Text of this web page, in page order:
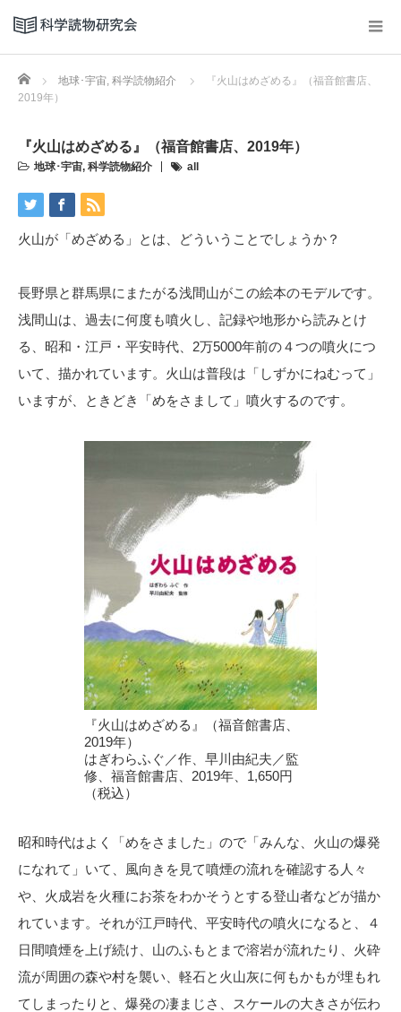
Home 地球･宇宙, 科学読物紹介
『火山はめざめる』（福音館書店、
2019年）
『火山はめざめる』（福音館書店、2019年）
地球･宇宙, 科学読物紹介 all
火山が「めざめる」とは、どういうことでしょうか？
長野県と群馬県にまたがる浅間山がこの絵本のモデルです。
浅間山は、過去に何度も噴火し、記録や地形から読みとけ
る、昭和・江戸・平安時代、2万5000年前の４つの噴火につ
いて、描かれています。火山は普段は「しずかにねむって」
いますが、ときどき「めをさまして」噴火するのです。
『火山はめざめる』（福音館書店、
2019年）
はぎわらふぐ／作、早川由紀夫／監
修、福音館書店、2019年、1,650円
（税込）
昭和時代はよく「めをさました」ので「みんな、火山の爆発
になれて」いて、風向きを見て噴煙の流れを確認する人々
や、火成岩を火種にお茶をわかそうとする登山者などが描か
れています。それが江戸時代、平安時代の噴火になると、４
日間噴煙を上げ続け、山のふもとまで溶岩が流れたり、火砕
流が周囲の森や村を襲い、軽石と火山灰に何もかもが埋もれ
てしまったりと、爆発の凄まじさ、スケールの大きさが伝わ